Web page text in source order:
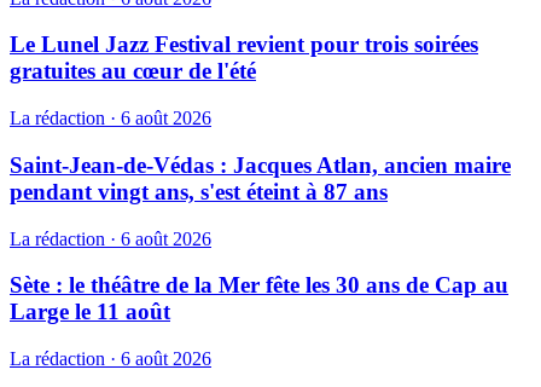
Le Lunel Jazz Festival revient pour trois soirées
gratuites au cœur de l'été
La rédaction · 6 août 2026
Saint-Jean-de-Védas : Jacques Atlan, ancien maire
pendant vingt ans, s'est éteint à 87 ans
La rédaction · 6 août 2026
Sète : le théâtre de la Mer fête les 30 ans de Cap au
Large le 11 août
La rédaction · 6 août 2026